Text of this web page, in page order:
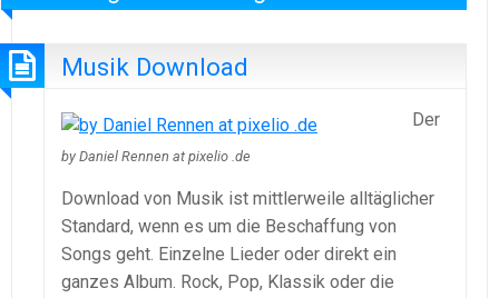
Musik Download
by Daniel Rennen at pixelio .de
Der
Download von Musik ist mittlerweile alltäglicher
Standard, wenn es um die Beschaffung von
Songs geht. Einzelne Lieder oder direkt ein
ganzes Album. Rock, Pop, Klassik oder die